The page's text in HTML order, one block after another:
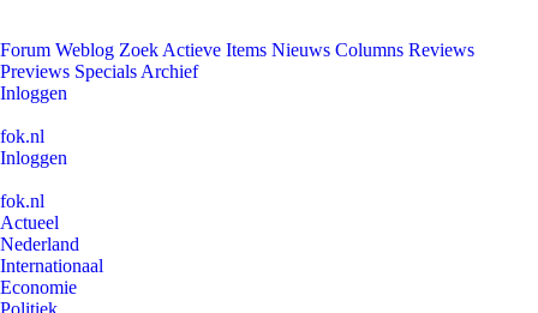
Forum Weblog Zoek Actieve Items Nieuws Columns Reviews
Previews Specials Archief
Inloggen
fok.nl
Inloggen
fok.nl
Actueel
Nederland
Internationaal
Economie
Politiek